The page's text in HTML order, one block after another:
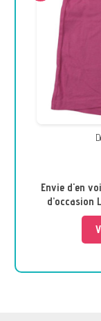
Envie d'en
d’occasion